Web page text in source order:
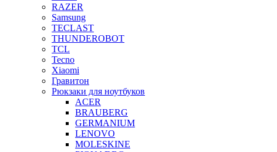
RAZER
Samsung
TECLAST
THUNDEROBOT
TCL
Tecno
Xiaomi
Гравитон
Рюкзаки для ноутбуков
ACER
BRAUBERG
GERMANIUM
LENOVO
MOLESKINE